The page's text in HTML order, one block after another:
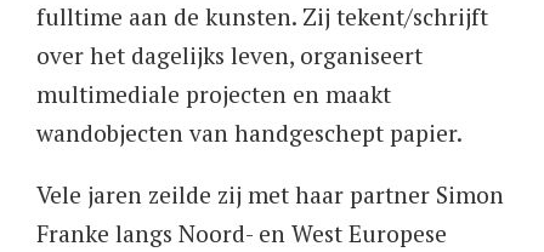
fulltime aan de kunsten. Zij tekent/schrijft
over het dagelijks leven, organiseert
multimediale projecten en maakt
wandobjecten van handgeschept papier.
Vele jaren zeilde zij met haar partner Simon
Franke langs Noord- en West Europese